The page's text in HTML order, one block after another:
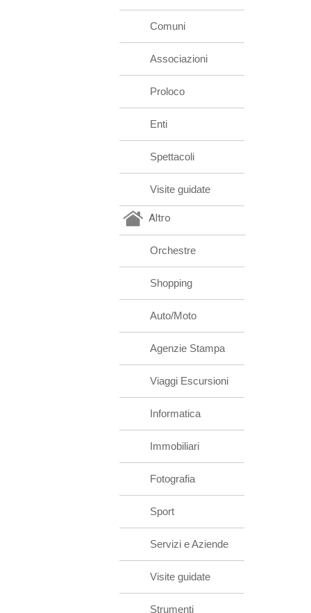
Comuni
Associazioni
Proloco
Enti
Spettacoli
Visite guidate
Altro
Orchestre
Shopping
Auto/Moto
Agenzie Stampa
Viaggi Escursioni
Informatica
Immobiliari
Fotografia
Sport
Servizi e Aziende
Visite guidate
Strumenti